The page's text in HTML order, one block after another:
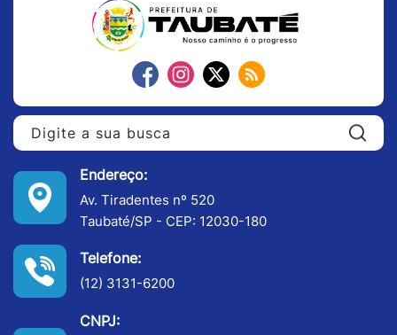
Endereço:
Av. Tiradentes nº 520
Taubaté/SP - CEP: 12030-180
Telefone:
(12) 3131-6200
CNPJ: